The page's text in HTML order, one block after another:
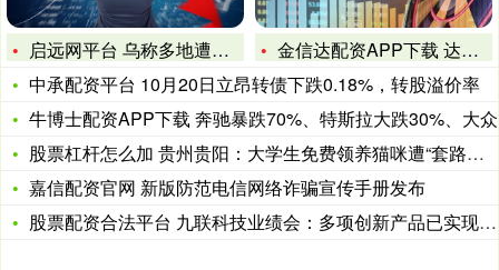
启远网平台 乌称多地遭袭 基辅超50万用户断电
金信达配资APP下载 达姆施塔 VS 德累斯顿
中承配资平台 10月20日立昂转债下跌0.18%，转股溢价率
牛博士配资APP下载 奔驰暴跌70%、特斯拉大跌30%、大众
股票杠杆怎么加 贵州贵阳：大学生免费领养猫咪遭“套路贷”，需
嘉信配资官网 新版防范电信网络诈骗宣传手册发布
股票配资合法平台 九联科技业绩会：多项创新产品已实现量产